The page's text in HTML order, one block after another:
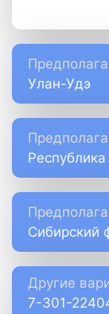
Улан-Удэ
Сибирский
Другие
7-301-